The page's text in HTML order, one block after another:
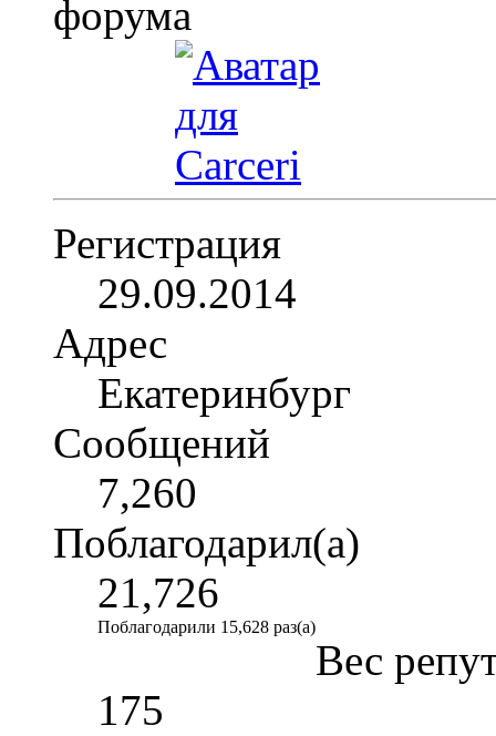
Регистрация
29.09.2014
Адрес
Екатеринбург
Сообщений
7,260
Поблагодарил(а)
21,726
Поблагодарили 15,628 раз(а)
Вес
175